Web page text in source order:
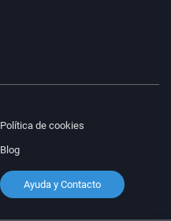
Política de cookies
Blog
Ayuda y Contacto